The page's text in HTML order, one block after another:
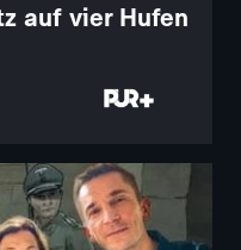
auf vier Hufen